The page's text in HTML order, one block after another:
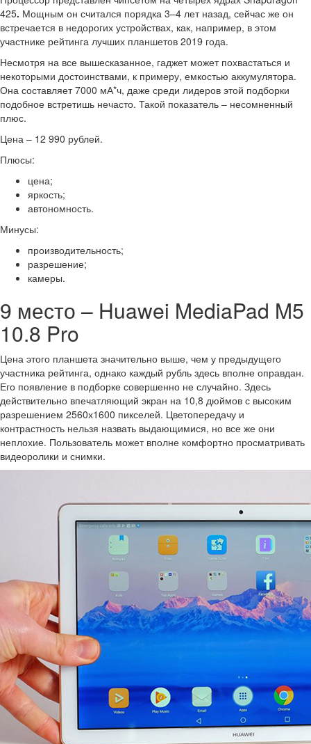
425. Мощным он считался порядка 3–4 лет назад, сейчас же он
встречается в недорогих устройствах, как, например, в этом
участнике рейтинга лучших планшетов 2019 года.
Несмотря на все вышесказанное, гаджет может похвастаться и
некоторыми достоинствами, к примеру, емкостью аккумулятора.
Она составляет 7000 мА*ч, даже среди лидеров этой подборки
подобное встретишь нечасто. Такой показатель – несомненный
плюс.
Цена – 12 990 рублей.
Плюсы:
цена;
яркость;
автономность.
Минусы:
производительность;
разрешение;
камеры.
9 место – Huawei MediaPad M5
10.8 Pro
Цена этого планшета значительно выше, чем у предыдущего
участника рейтинга, однако каждый рубль здесь вполне оправдан.
Его появление в подборке совершенно не случайно. Здесь
действительно впечатляющий экран на 10,8 дюймов с высоким
разрешением 2560х1600 пикселей. Цветопередачу и
контрастность нельзя назвать выдающимися, но все же они
неплохие. Пользователь может вполне комфортно просматривать
видеоролики и снимки.